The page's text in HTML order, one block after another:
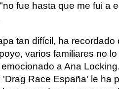
fue hasta que me fui a
tan difícil, ha recordado
varios familiares no
a Ana
Race España' le ha